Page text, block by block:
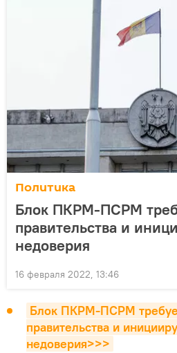
Политика
Блок ПКРМ-ПСРМ
правительства и
недоверия
16 февраля 2022, 13:46
Блок ПКРМ-ПСРМ
правительства и
недоверия>>>